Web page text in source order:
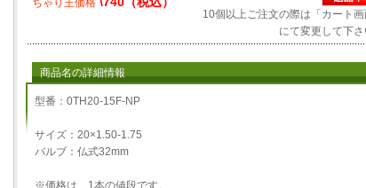
ちゃり王価格
10個以上ご注文の際は「カート画
にて変更して下さ
商品名の詳細情報
型番：0TH20-15F-NP
サイズ：20×1.50-1.75
バルブ：仏式32mm
※価格は、1本の値段です。